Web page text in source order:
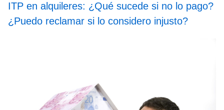
ITP en alquileres: ¿Qué sucede si no lo pago?
¿Puedo reclamar si lo considero injusto?